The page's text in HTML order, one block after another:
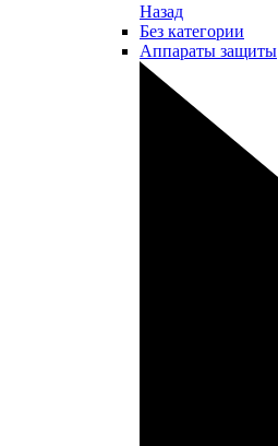
Назад
Без категории
Аппараты защиты